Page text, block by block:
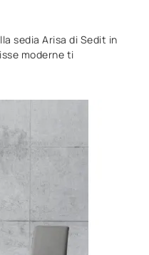
sedia Arisa di Sedit in
moderne ti